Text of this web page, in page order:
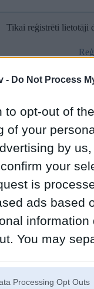
- Do Not Process
to opt-out of
of your
by
your
is
ads based
You may
Processing Opt Outs
Tikai reģistrēti lietotāji
nav saistīts ar
Galvena |